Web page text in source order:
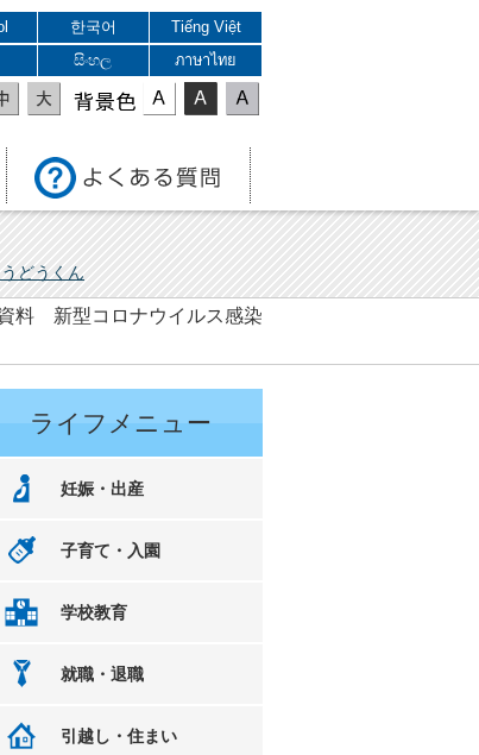
한국어
Tiếng Việt
සිංහල ภาษาไทย
表示色
どうくん
料 新型コロナウイルス感染
ライフメニュー
妊娠・出産
子育て・入園
学校教育
就職・退職
引越し・住まい